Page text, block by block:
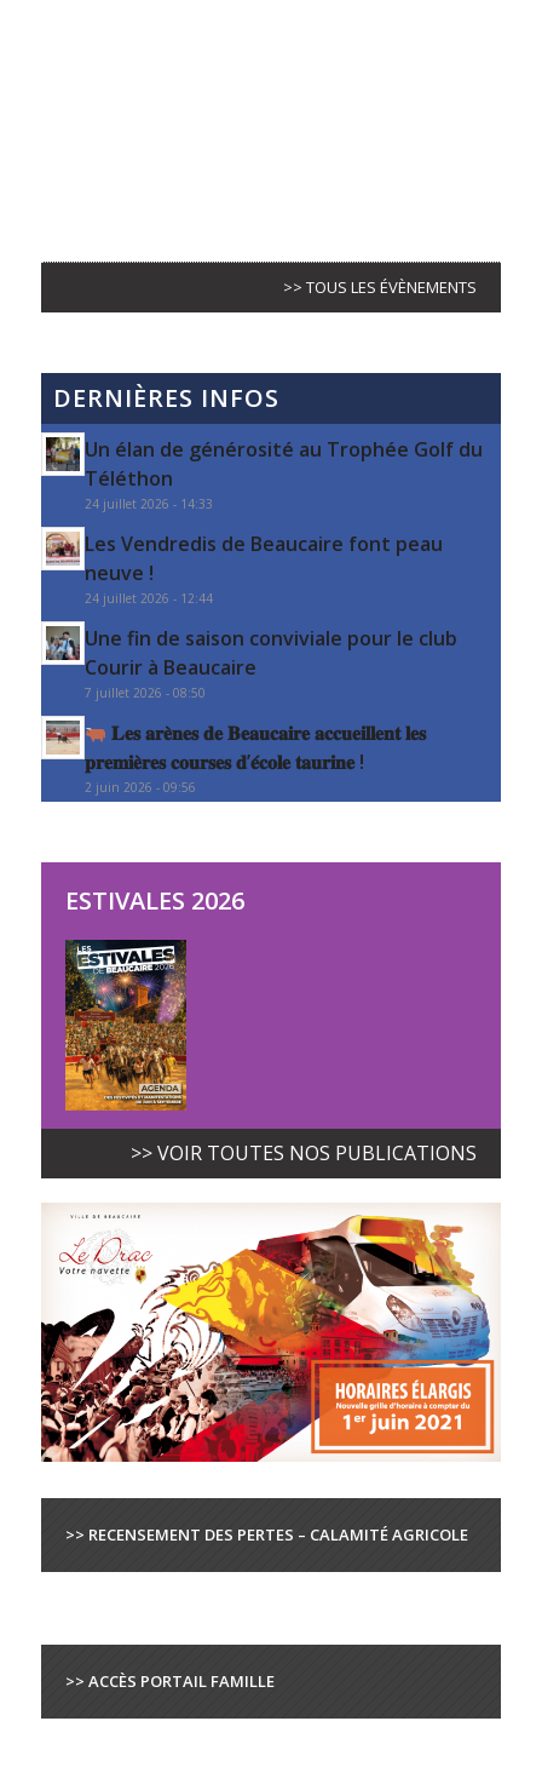
>> TOUS LES ÉVÈNEMENTS
DERNIÈRES INFOS
Un élan de générosité au Trophée Golf du
Téléthon
24 juillet 2026 - 14:33
Les Vendredis de Beaucaire font peau
neuve !
24 juillet 2026 - 12:44
Une fin de saison conviviale pour le club
Courir à Beaucaire
7 juillet 2026 - 08:50
𝐋𝐞𝐬 𝐚𝐫𝐞̀𝐧𝐞𝐬 𝐝𝐞 𝐁𝐞𝐚𝐮𝐜𝐚𝐢𝐫𝐞 𝐚𝐜𝐜𝐮𝐞𝐢𝐥𝐥𝐞𝐧𝐭 𝐥𝐞𝐬
𝐩𝐫𝐞𝐦𝐢𝐞̀𝐫𝐞𝐬 𝐜𝐨𝐮𝐫𝐬𝐞𝐬 𝐝’𝐞́𝐜𝐨𝐥𝐞 𝐭𝐚𝐮𝐫𝐢𝐧𝐞 !
2 juin 2026 - 09:56
ESTIVALES 2026
>> VOIR TOUTES NOS PUBLICATIONS
>> RECENSEMENT DES PERTES – CALAMITÉ AGRICOLE
>> ACCÈS PORTAIL FAMILLE